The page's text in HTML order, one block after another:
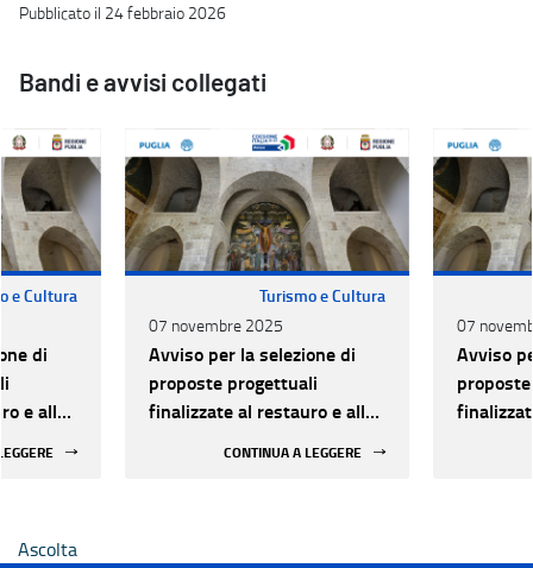
Pubblicato il 24 febbraio 2026
Bandi e avvisi collegati
e Cultura
di
e alla
Turismo e Cultura
07 novembre 2025
Avviso per la selezione di
proposte progettuali
finalizzate al restauro e alla
CONTINUA A LEGGERE
07
Avviso
Ascolta